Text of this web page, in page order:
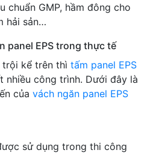
chuẩn GMP, hầm đông cho
hải sản…
panel EPS trong thực tế
kể trên thì tấm panel EPS
nhiều công trình. Dưới đây là
của vách ngăn panel EPS
sử dụng trong thi công